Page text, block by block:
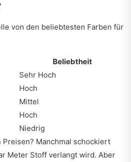
von den beliebtesten Farben für
Beliebtheit
Sehr Hoch
Hoch
Mittel
Hoch
Niedrig
Manchmal schockiert
Meter Stoff verlangt wird. Aber